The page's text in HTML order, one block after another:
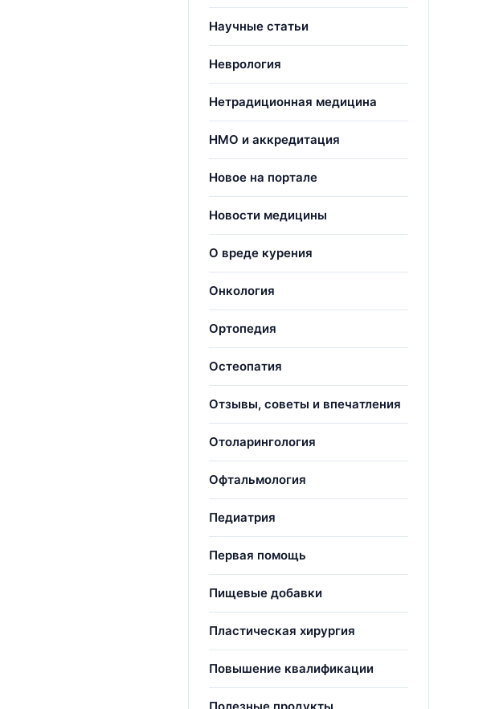
Научные статьи
Неврология
Нетрадиционная медицина
НМО и аккредитация
Новое на портале
Новости медицины
О вреде курения
Онкология
Ортопедия
Остеопатия
Отзывы, советы и впечатления
Отоларингология
Офтальмология
Педиатрия
Первая помощь
Пищевые добавки
Пластическая хирургия
Повышение квалификации